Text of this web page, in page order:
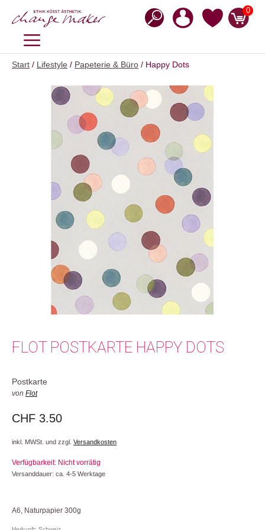
Inhalt
0
MENÜ
Start / Lifestyle / Papeterie & Büro / Happy Dots
FLOT POSTKARTE HAPPY DOTS
Postkarte
von Flot
CHF 3.50
inkl. MWSt. und zzgl. Versandkosten
Verfügbarkeit: Nicht vorrätig
Versanddauer: ca. 4-5 Werktage
A6, Naturpapier 300g